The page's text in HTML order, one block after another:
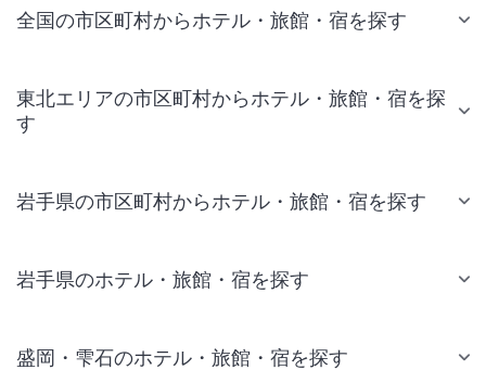
全国の市区町村からホテル・旅館・宿を探す
東北エリアの市区町村からホテル・旅館・宿を探
す
岩手県の市区町村からホテル・旅館・宿を探す
岩手県のホテル・旅館・宿を探す
盛岡・雫石のホテル・旅館・宿を探す